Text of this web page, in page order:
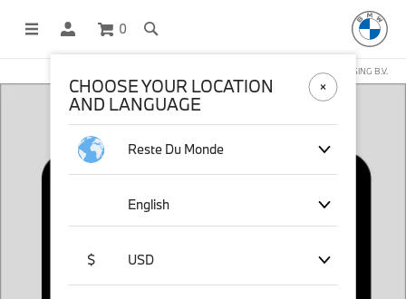
0
BOUTIQUE EN LIGNE GÉRÉE PAR STICHD SPORTSMERCHANDISING B.V.
CHOOSE YOUR LOCATION
AND LANGUAGE
Reste Du Monde
English
$ USD